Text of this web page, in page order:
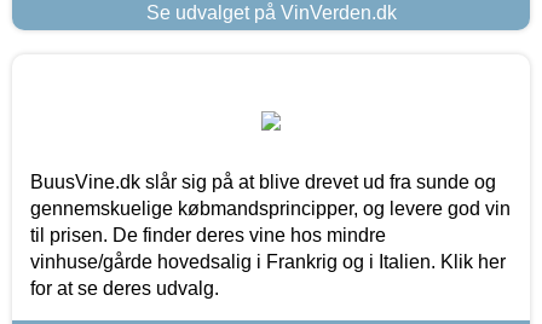
Se udvalget på VinVerden.dk
BuusVine.dk slår sig på at blive drevet ud fra sunde og
gennemskuelige købmandsprincipper, og levere god vin
til prisen. De finder deres vine hos mindre
vinhuse/gårde hovedsalig i Frankrig og i Italien. Klik her
for at se deres udvalg.